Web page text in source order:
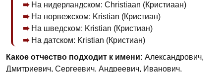
На нидерландском: Christiaan (Кристиаан)
На норвежском: Kristian (Кристиан)
На шведском: Kristian (Кристиан)
На датском: Kristian (Кристиан)
Какое отчество подходит к имени: Александрович,
Дмитриевич, Сергеевич, Андреевич, Иванович,